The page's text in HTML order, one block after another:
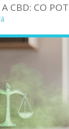
CBD: CO